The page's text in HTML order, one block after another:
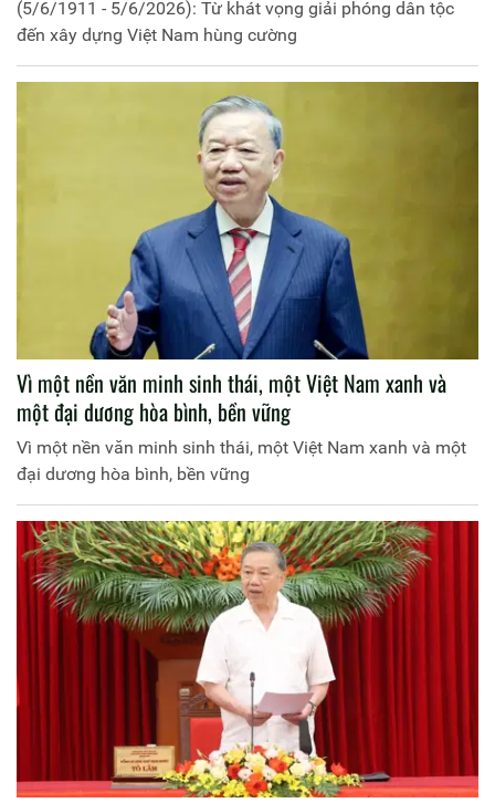
(5/6/1911 - 5/6/2026): Từ khát vọng giải phóng dân tộc
đến xây dựng Việt Nam hùng cường
Vì một nền văn minh sinh thái, một Việt Nam xanh và
một đại dương hòa bình, bền vững
Vì một nền văn minh sinh thái, một Việt Nam xanh và một
đại dương hòa bình, bền vững